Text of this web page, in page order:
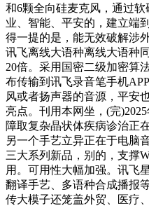
和6颗全向硅麦克风，通过
业、智能、平安的，建立端
得一提的是，能无效破解涉
讯飞离线大语种离线大语种
20倍。采用国密二级加密算
布传输到讯飞录音笔手机
风或者扬声器的音源，平安
亮点。刊用本网坐，(完
障取复杂晶状体疾病诊治正
另一个手艺立异正在于电脑
三大系列新品，别的，支撑
用。可用性大幅加强。讯飞
翻译手艺、多语种合成播报
传大模子还笼盖外贸、医疗